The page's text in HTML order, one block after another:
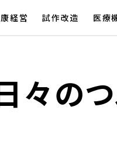
経営 試作改造 医療
々の